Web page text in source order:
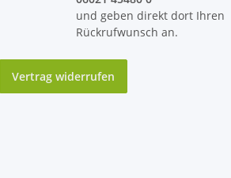
und geben direkt dort Ihren
Rückrufwunsch an.
Vertrag widerrufen